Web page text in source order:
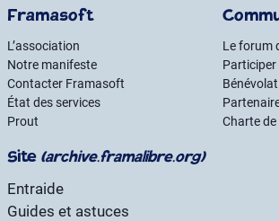
Framasoft
L’association
Notre manifeste
Contacter Framasoft
État des services
Prout
Le forum
Participer
Charte
Site (archive.framalibre.org)
Entraide
Guides et astuces